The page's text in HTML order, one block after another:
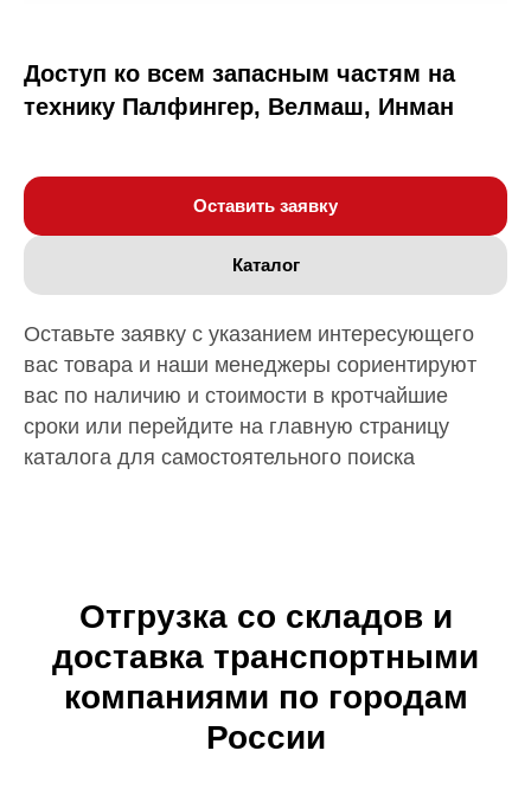
Доступ ко всем запасным частям на
технику Палфингер, Велмаш, Инман
Оставить заявку
Каталог
Оставьте заявку с указанием интересующего
вас товара и наши менеджеры сориентируют
вас по наличию и стоимости в кротчайшие
сроки или перейдите на главную страницу
каталога для самостоятельного поиска
Отгрузка со складов и
доставка транспортными
компаниями по городам
России